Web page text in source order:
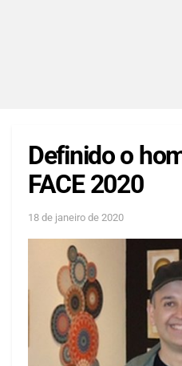
Definido o
FACE 2020
18 de janeiro de 2020